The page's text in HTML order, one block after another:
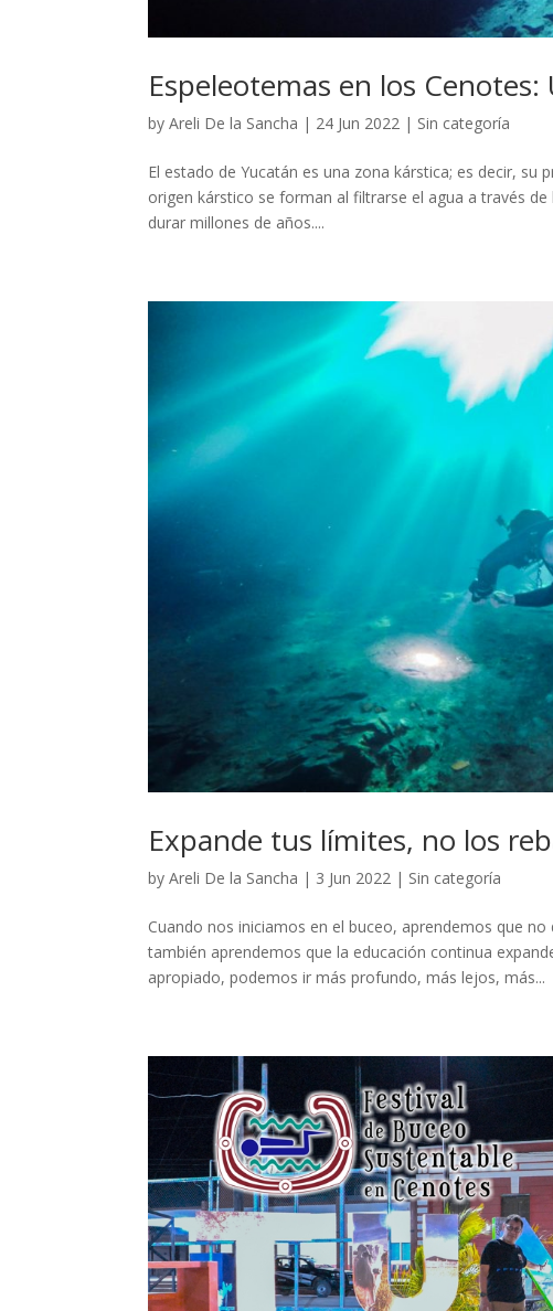
Espeleotemas en los
byAreli De la Sancha | 24 Jun 2022 | Sin categoría
El estado de Yucatán es una zona kárstica; es decir,
origen kárstico se forman al filtrarse el agua a través
durar millones de años....
Expande tus límites, no los
byAreli De la Sancha | 3 Jun 2022 | Sin categoría
Cuando nos iniciamos en el buceo, aprendemos que
también aprendemos que la educación continua
apropiado, podemos ir más profundo, más lejos, más...